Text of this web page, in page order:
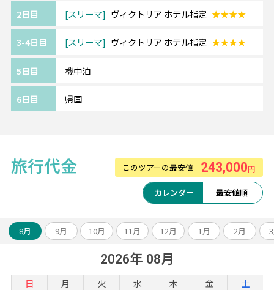
受賞歴のある機内食や、長時間のフライトに
トルコはもちろん、ヨーロッパ行きの路線が
ホテルアップグレード・変更もお問い合わせ
2日目 スリーマ ヴィクトリア ホテル指定 ★★★★
3-4日目 スリーマ ヴィクトリア ホテル指定 ★★★★
5日目 機中泊
6日目 帰国
旅行代金 このツアーの最安値 243,000円
カレンダー 最安値順
8月 9月 10月 11月 12月 1月 2月
2026年 08月
日 月 火 水 木 金 土